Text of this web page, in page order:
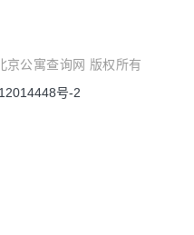
公寓查询网 版权所有
号-2